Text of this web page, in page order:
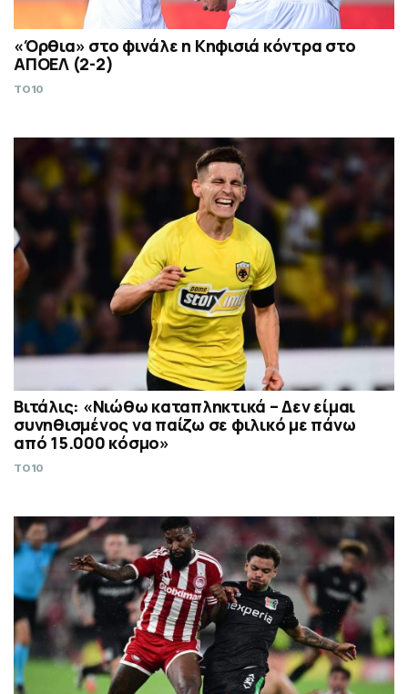
«Όρθια» στο φινάλε η Κηφισιά κόντρα στο
ΑΠΟΕΛ (2-2)
TO10
Βιτάλις: «Νιώθω καταπληκτικά – Δεν είμαι
συνηθισμένος να παίζω σε φιλικό με πάνω
από 15.000 κόσμο»
TO10